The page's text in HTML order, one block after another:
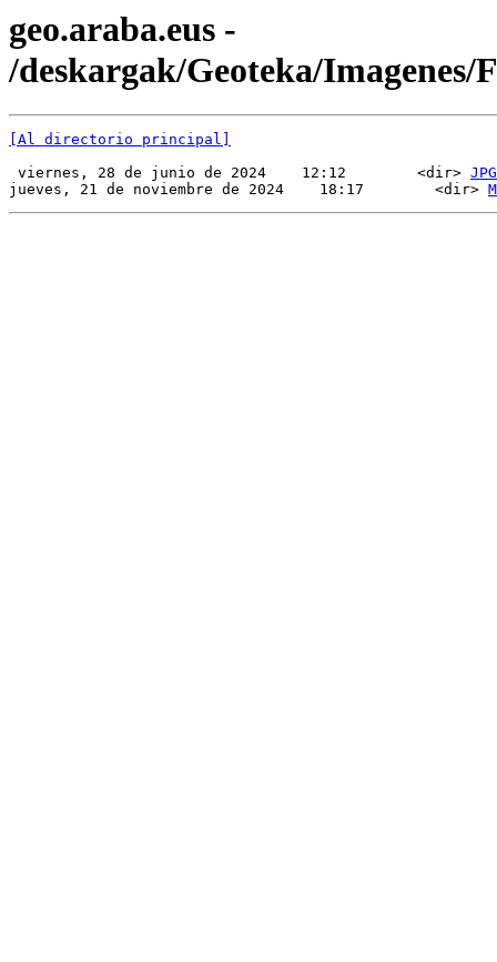
geo.araba.eus -
/deskargak/Geoteka/Imagenes/
[Al directorio principal]
viernes, 28 de junio de 2024    12:12        <dir> JPG
jueves, 21 de noviembre de 2024    18:17        <dir>